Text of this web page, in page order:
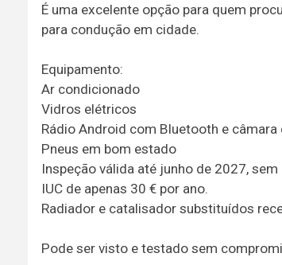
É uma excelente opção para quem
para condução em cidade.
Equipamento:
Ar condicionado
Vidros elétricos
Rádio Android com Bluetooth e
Pneus em bom estado
Inspeção válida até junho de 2027,
IUC de apenas 30 € por ano.
Radiador e catalisador substituídos
Pode ser visto e testado sem